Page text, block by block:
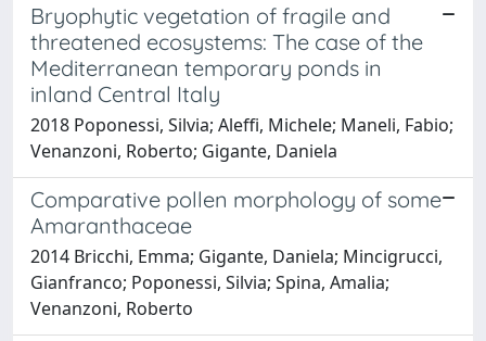
Bryophytic vegetation of fragile and
threatened ecosystems: The case of the
Mediterranean temporary ponds in
inland Central Italy
2018 Poponessi, Silvia; Aleffi, Michele; Maneli, Fabio;
Venanzoni, Roberto; Gigante, Daniela
Comparative pollen morphology of some
Amaranthaceae
2014 Bricchi, Emma; Gigante, Daniela; Mincigrucci,
Gianfranco; Poponessi, Silvia; Spina, Amalia;
Venanzoni, Roberto